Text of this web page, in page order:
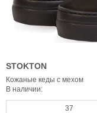
STOKTON
Кожаные кеды с мехом
В наличии:
37